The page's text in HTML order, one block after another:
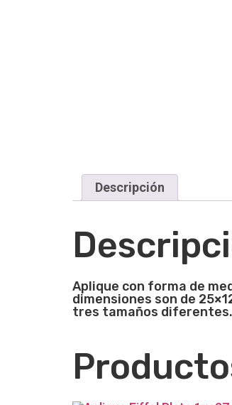
Descripción
Aplique con forma de
dimensiones son de
tres tamaños diferentes.